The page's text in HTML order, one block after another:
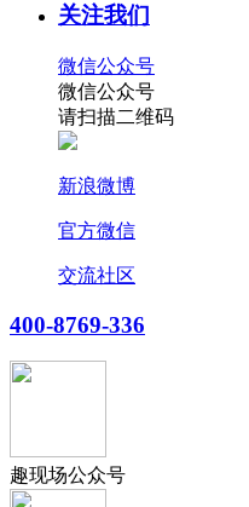
关注我们
微信公众号
微信公众号
请扫描二维码
新浪微博
官方微信
交流社区
400-8769-336
趣现场公众号